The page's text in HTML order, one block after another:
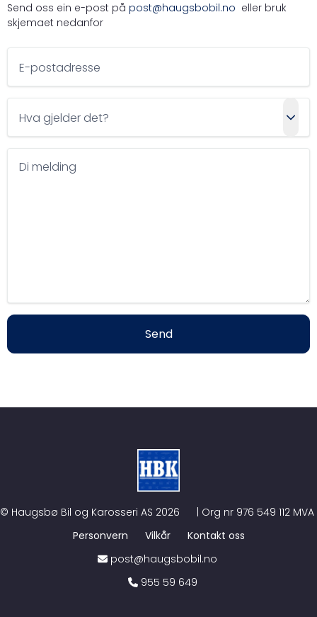
Send oss ein e-post på post@haugsbobil.no eller bruk
skjemaet nedanfor
E-postadresse
Hva gjelder det?
Di melding
Send
© Haugsbø Bil og Karosseri AS 2026 | Org nr 976 549 112 MVA
Personvern
Vilkår
Kontakt oss
post@haugsbobil.no
955 59 649